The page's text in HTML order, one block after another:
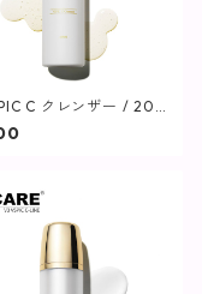
C クレンザー / 200
】